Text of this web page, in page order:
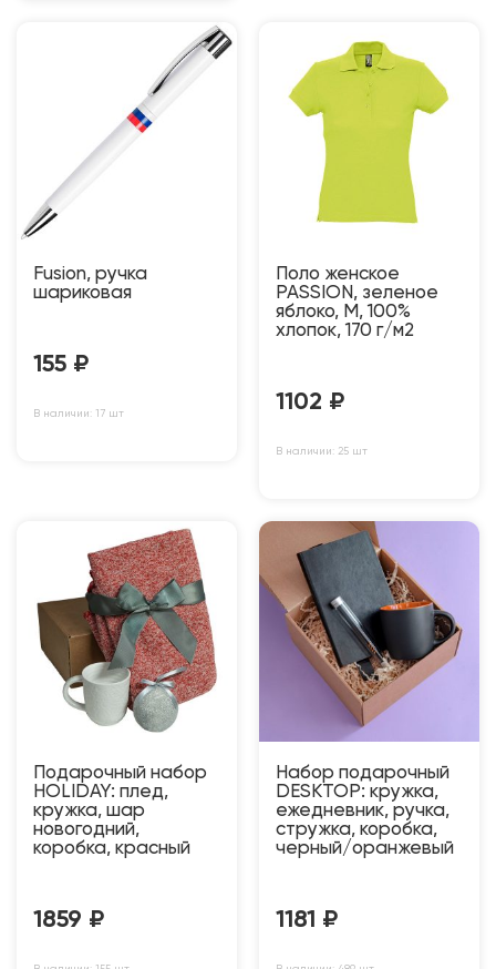
Fusion, ручка
шариковая
155 ₽
В наличии: 17 шт
Поло женское
PASSION, зеленое
яблоко, M, 100%
хлопок, 170 г/м2
1102 ₽
В наличии: 25 шт
Подарочный набор
HOLIDAY: плед,
кружка, шар
новогодний,
коробка, красный
1859 ₽
Набор подарочный
DESKTOP: кружка,
ежедневник, ручка,
стружка, коробка,
черный/оранжевый
1181 ₽